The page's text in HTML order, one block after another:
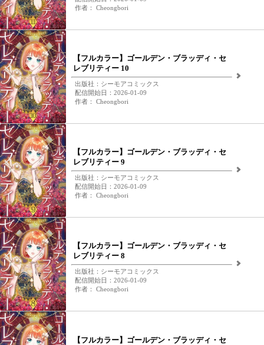
作者： Cheongbori
【フルカラー】ゴールデン・ブラッディ・セ
レブリティー 10
出版社：シーモアコミックス
配信開始日：2026-01-09
作者： Cheongbori
【フルカラー】ゴールデン・ブラッディ・セ
レブリティー 9
出版社：シーモアコミックス
配信開始日：2026-01-09
作者： Cheongbori
【フルカラー】ゴールデン・ブラッディ・セ
レブリティー 8
出版社：シーモアコミックス
配信開始日：2026-01-09
作者： Cheongbori
【フルカラー】ゴールデン・ブラッディ・セ